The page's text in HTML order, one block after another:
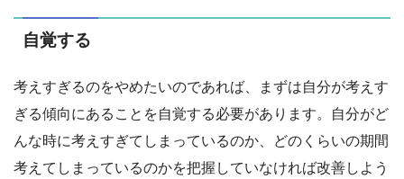
自覚する
考えすぎるのをやめたいのであれば、まずは自分が考えす
ぎる傾向にあることを自覚する必要があります。自分がど
んな時に考えすぎてしまっているのか、どのくらいの期間
考えてしまっているのかを把握していなければ改善しよう